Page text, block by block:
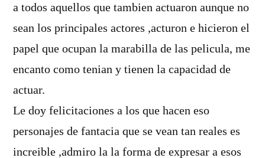
a todos aquellos que tambien actuaron aunque no
sean los principales actores ,acturon e hicieron el
papel que ocupan la marabilla de las pelicula, me
encanto como tenian y tienen la capacidad de
actuar.
Le doy felicitaciones a los que hacen eso
personajes de fantacia que se vean tan reales es
increible ,admiro la la forma de expresar a esos